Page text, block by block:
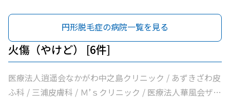
フ科クリニック
円形脱毛症の病院一覧を見る
火傷（やけど） [6件]
医療法人逍遥会なかがわ中之島クリニック / あずきざわ皮
ふ科 / 三浦皮膚科 / Ｍ’ｓクリニック / 医療法人華風会ザ・